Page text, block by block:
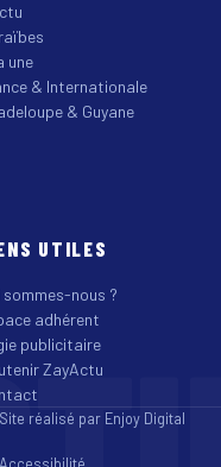
une
& Internationale
& Guyane
UTILES
sommes-nous ?
adhérent
publicitaire
ZayActu
réalisé par Enjoy Digital